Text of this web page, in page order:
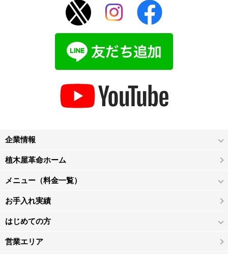
企業情報
植木屋革命ホーム
メニュー（料金一覧）
お手入れ実績
はじめての方
営業エリア